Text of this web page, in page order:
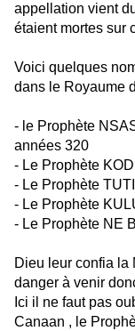
appellation vient
étaient mortes sur
Voici quelques
dans le Royaume
- le Prophète
années 320
- Le Prophète
- Le Prophète
- Le Prophète
- Le Prophète NE
Dieu leur confia la
danger à venir
Ici il ne faut pas
Canaan , le